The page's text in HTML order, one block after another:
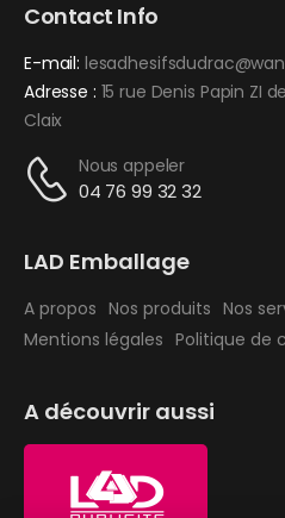
Contact Info
E-mail:
Adresse : 15 rue Denis Papin ZI
Claix
Nous appeler
04 76 99 32 32
LAD Emballage
A propos Nos produits Nos
Mentions légales Politique de
A découvrir aussi